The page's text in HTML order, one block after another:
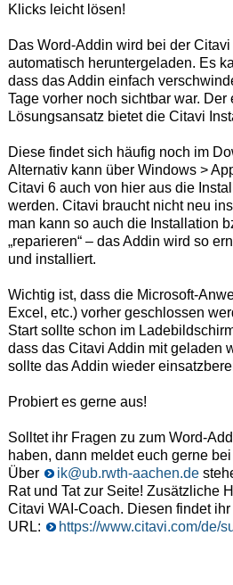
Klicks leicht lösen!
Das Word-Addin wird bei der
automatisch heruntergeladen. Es
dass das Addin einfach
Tage vorher noch sichtbar war. Der
Lösungsansatz bietet die Citavi
Diese findet sich häufig noch im
Alternativ kann über Windows >
Citavi 6 auch von hier aus die
werden. Citavi braucht nicht neu
man kann so auch die Installation
„reparieren“ – das Addin wird so
und installiert.
Wichtig ist, dass die Microsoft-
Excel, etc.) vorher geschlossen
Start sollte schon im
dass das Citavi Addin mit geladen
sollte das Addin wieder
Probiert es gerne aus!
Solltet ihr Fragen zu zum Word-
haben, dann meldet euch gerne
Über
ik@ub.rwth-aachen.de
Rat und Tat zur Seite! Zusätzliche
Citavi WAI-Coach. Diesen findet
URL:
https://www.citavi.com/de/